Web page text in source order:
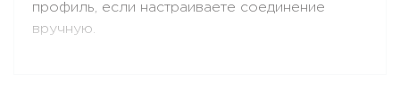
профиль, если настраиваете соединение
вручную.